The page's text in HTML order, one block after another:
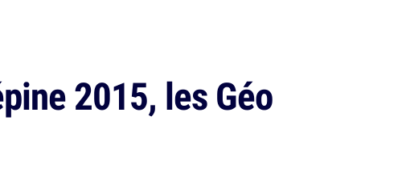
2015, les Géo